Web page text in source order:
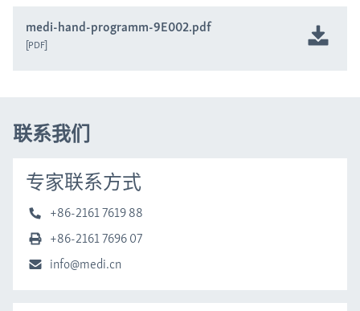
medi-hand-programm-9E002.pdf
PDF
联系我们
专家联系方式
+86-2161 7619 88
+86-2161 7696 07
info@medi.cn